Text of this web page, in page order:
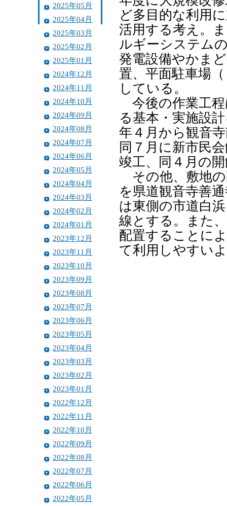
2025年05月
2025年04月
2025年03月
2025年02月
2025年01月
2024年12月
2024年11月
2024年10月
2024年09月
2024年08月
2024年07月
2024年06月
2024年05月
2024年04月
2024年03月
2024年02月
2024年01月
2023年12月
2023年11月
2023年10月
2023年09月
2023年08月
2023年07月
2023年06月
2023年05月
2023年04月
2023年03月
2023年02月
2023年01月
2022年12月
2022年11月
2022年10月
2022年09月
2022年08月
2022年07月
2022年06月
2022年05月
ど多目的な利用
活用する考え。
ルギーシステム
発電設備やかま
置、平面駐車場
している。
今後の作業工程
る基本・実施設
年４月から観音
同７月に新市民
竣工、同４月の
その他、敷地の
を県道観音寺善
は東側の市道白
線とする。また
配置することに
て利用しやすい